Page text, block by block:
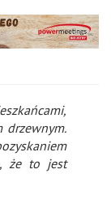
drzewnym.
że to jest